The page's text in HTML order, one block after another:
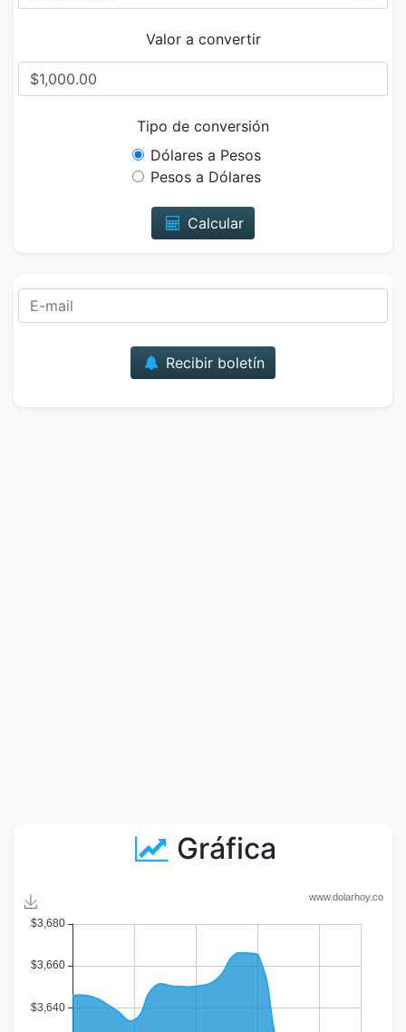
Valor a convertir
Tipo de conversión
Dólares a Pesos
Pesos a Dólares
Calcular
Recibir boletín
Gráfica